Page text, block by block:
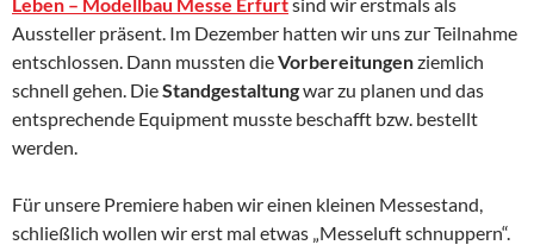
Aussteller präsent. Im Dezember hatten wir uns zur Teilnahme
entschlossen. Dann mussten dieVorbereitungenziemlich
schnell gehen. DieStandgestaltungwar zu planen und das
entsprechende Equipment musste beschafft bzw. bestellt
werden.
Für unsere Premiere haben wir einen kleinen Messestand,
schließlich wollen wir erst mal etwas „Messeluft schnuppern“.